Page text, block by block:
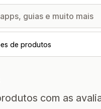
de produtos
com as